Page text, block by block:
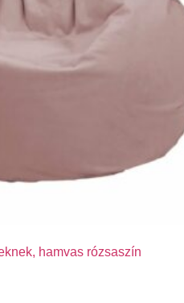
hamvas rózsaszín